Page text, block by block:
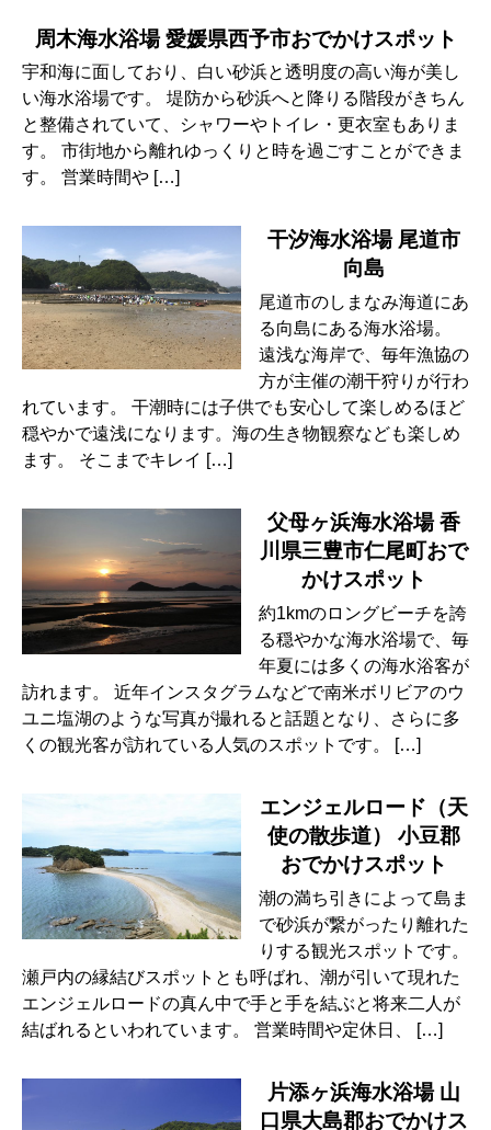
周木海水浴場 愛媛県西予市おでかけスポット
宇和海に面しており、白い砂浜と透明度の高い海が美し
い海水浴場です。 堤防から砂浜へと降りる階段がきちん
と整備されていて、シャワーやトイレ・更衣室もありま
す。 市街地から離れゆっくりと時を過ごすことができま
す。 営業時間や […]
干汐海水浴場 尾道市
向島
尾道市のしまなみ海道にあ
る向島にある海水浴場。
遠浅な海岸で、毎年漁協の
方が主催の潮干狩りが行わ
れています。 干潮時には子供でも安心して楽しめるほど
穏やかで遠浅になります。海の生き物観察なども楽しめ
ます。 そこまでキレイ […]
父母ヶ浜海水浴場 香
川県三豊市仁尾町おで
かけスポット
約1kmのロングビーチを誇
る穏やかな海水浴場で、毎
年夏には多くの海水浴客が
訪れます。 近年インスタグラムなどで南米ボリビアのウ
ユニ塩湖のような写真が撮れると話題となり、さらに多
くの観光客が訪れている人気のスポットです。 […]
エンジェルロード（天
使の散歩道） 小豆郡
おでかけスポット
潮の満ち引きによって島ま
で砂浜が繋がったり離れた
りする観光スポットです。
瀬戸内の縁結びスポットとも呼ばれ、潮が引いて現れた
エンジェルロードの真ん中で手と手を結ぶと将来二人が
結ばれるといわれています。 営業時間や定休日、 […]
片添ヶ浜海水浴場 山
口県大島郡おでかけス